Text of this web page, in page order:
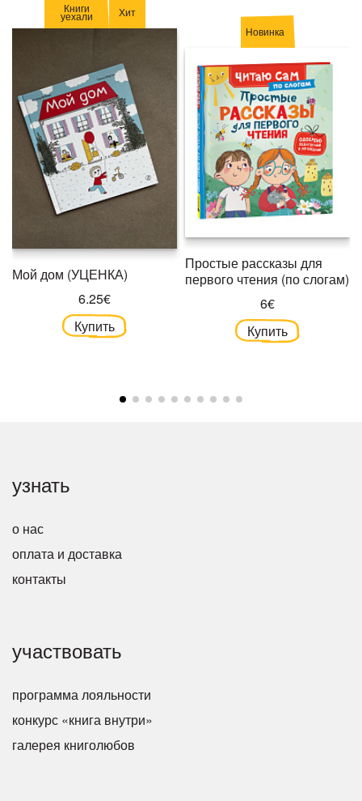
Книги
уехали Хит
Мой дом (УЦЕНКА)
6.25€
Купить
Новинка
Простые рассказы для
первого чтения (по слогам)
6€
Купить
узнать
о нас
оплата и доставка
контакты
участвовать
программа лояльности
конкурс «книга внутри»
галерея книголюбов